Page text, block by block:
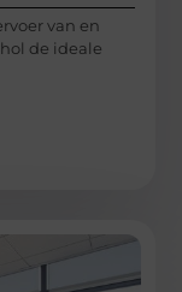
van en
de ideale